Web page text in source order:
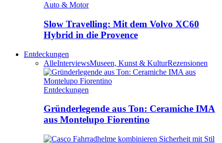
Auto & Motor
Slow Travelling: Mit dem Volvo XC60
Hybrid in die Provence
Entdeckungen
AlleInterviewsMuseen, Kunst & KulturRezensionen
Entdeckungen
Gründerlegende aus Ton: Ceramiche IMA
aus Montelupo Fiorentino